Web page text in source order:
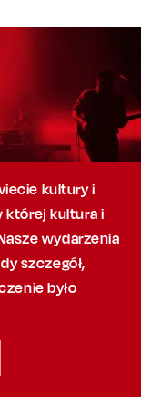
kultury i
której kultura i
wydarzenia
szczegół,
było